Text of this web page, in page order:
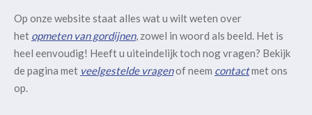
Op onze website staat alles wat u wilt weten over
het opmeten van gordijnen, zowel in woord als beeld. Het is
heel eenvoudig! Heeft u uiteindelijk toch nog vragen? Bekijk
de pagina met veelgestelde vragenof neem contactmet ons
op.